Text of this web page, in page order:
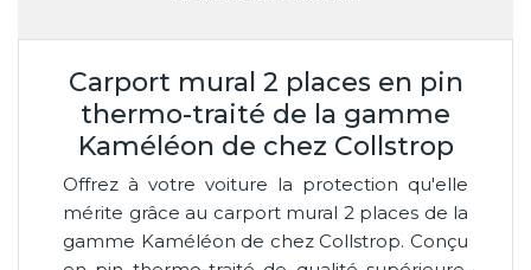
Carport mural 2 places en pin
thermo-traité de la gamme
Kaméléon de chez Collstrop
Offrez à votre voiture la protection qu'elle
mérite grâce au carport mural 2 places de la
gamme Kaméléon de chez Collstrop. Conçu